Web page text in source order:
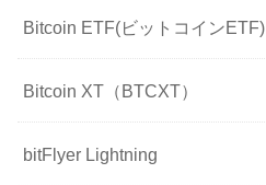
Bitcoin ETF(ビットコインETF)
Bitcoin XT（BTCXT）
bitFlyer Lightning